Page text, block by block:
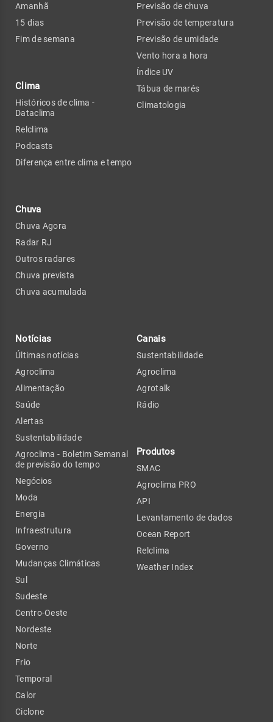
Amanhã
15 dias
Fim de semana
Clima
Históricos de clima -
Dataclima
Relclima
Podcasts
Diferença entre clima e tempo
Chuva
Chuva Agora
Radar RJ
Outros radares
Chuva prevista
Chuva acumulada
Previsão de chuva
Previsão de temperatura
Previsão de umidade
Vento hora a hora
Índice UV
Tábua de marés
Climatologia
Notícias
Últimas notícias
Agroclima
Alimentação
Saúde
Alertas
Sustentabilidade
Agroclima - Boletim Semanal
de previsão do tempo
Negócios
Moda
Energia
Infraestrutura
Governo
Mudanças Climáticas
Sul
Sudeste
Centro-Oeste
Nordeste
Norte
Frio
Temporal
Calor
Ciclone
Canais
Sustentabilidade
Agroclima
Agrotalk
Rádio
Produtos
SMAC
Agroclima PRO
API
Levantamento de dados
Ocean Report
Relclima
Weather Index